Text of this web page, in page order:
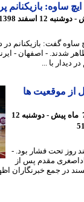
بازیکنانم
بازیکنانم در
- اصفهان - ایرنا -
با ...
موقعیت ها
78 ماه پیش - دوشنبه 12
تحت فشار بود. -
مقدم پس از
خبرنگاران اظهار